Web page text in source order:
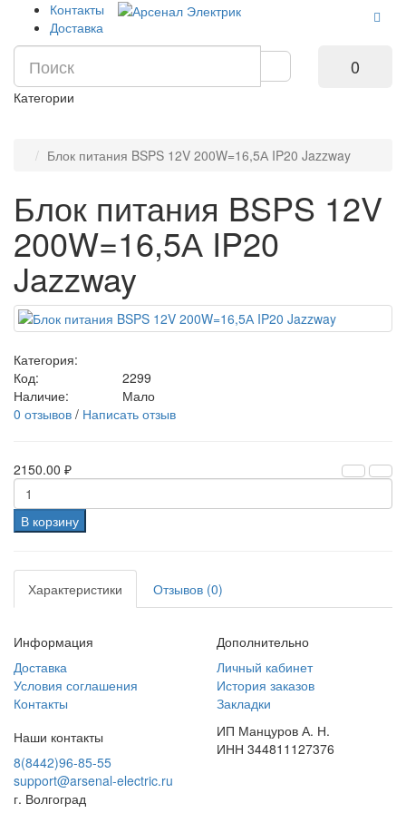
Контакты
Доставка
0
Категории
Блок питания BSPS 12V 200W=16,5А IP20 Jazzway
Блок питания BSPS 12V
200W=16,5А IP20
Jazzway
Категория:
Код:
2299
Наличие:
Мало
0 отзывов / Написать отзыв
2150.00 ₽
В корзину
Характеристики Отзывов (0)
Информация
Доставка
Условия соглашения
Контакты
Дополнительно
Личный кабинет
История заказов
Закладки
Наши контакты
8(8442)96-85-55
support@arsenal-electric.ru
г. Волгоград
ИП Манцуров А. Н.
ИНН 344811127376